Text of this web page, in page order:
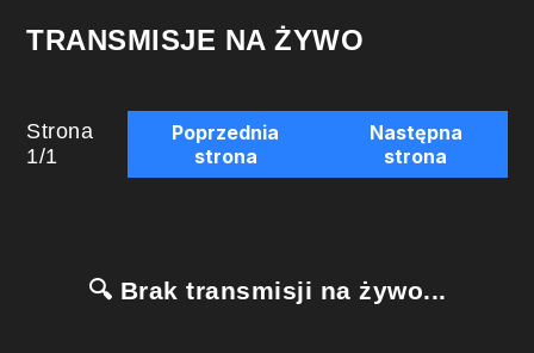
TRANSMISJE NA ŻYWO
Strona
1/1
Poprzednia
strona
Następna
strona
🔍 Brak transmisji na żywo...